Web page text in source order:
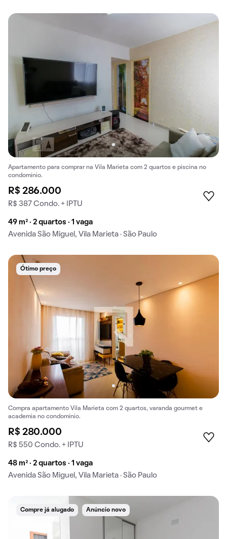
Apartamento para comprar na Vila Marieta com 2 quartos e piscina no
condomínio.
R$ 286.000
R$ 387 Condo. + IPTU
49 m² · 2 quartos · 1 vaga
Avenida São Miguel, Vila Marieta · São Paulo
Ótimo preço
Compra apartamento Vila Marieta com 2 quartos, varanda gourmet e
academia no condomínio.
R$ 280.000
R$ 550 Condo. + IPTU
48 m² · 2 quartos · 1 vaga
Avenida São Miguel, Vila Marieta · São Paulo
Compre já alugado Anúncio novo